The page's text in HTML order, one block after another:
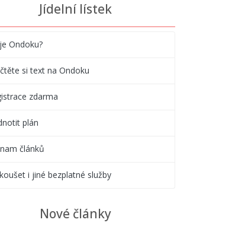
Jídelní lístek
Ondoku?
si text na Ondoku
zdarma
plán
článků
i jiné bezplatné služby
Nové články